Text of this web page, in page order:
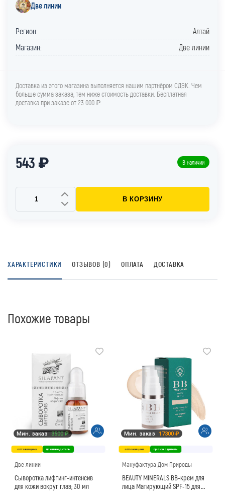
Две линии
Регион:
Алтай
Магазин:
Две линии
Доставка из этого магазина выполняется нашим партнёром СДЭК. Чем
больше сумма заказа, тем ниже стоимость доставки. Бесплатная
доставка при заказе от 23 000 ₽.
543 ₽ В наличии
В КОРЗИНУ
ХАРАКТЕРИСТИКИ ОТЗЫВОВ (0) ОПЛАТА ДОСТАВКА
Похожие товары
Мин. заказ 3500 ₽
оптовая цена производитель
Две линии
Сыворотка лифтинг-интенсив
для кожи вокруг глаз; 30 мл
Мин. заказ 17300 ₽
оптовая цена производитель
Мануфактура Дом Природы
BEAUTY MINERALS ВВ-крем для
лица Матирующий SPF-15 для